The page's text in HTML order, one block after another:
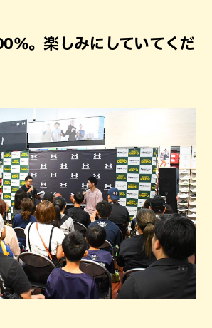
％。楽しみにしていてくだ